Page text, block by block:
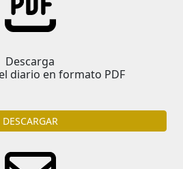
Descarga
diario en formato PDF
DESCARGAR